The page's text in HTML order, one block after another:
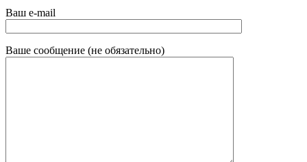
Ваш e-mail
Ваше сообщение (не обязательно)